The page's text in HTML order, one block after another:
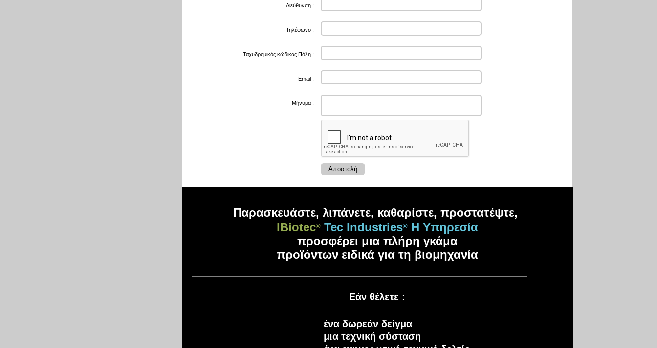
Διεύθυνση :
Τηλέφωνο :
Ταχυδρομικός κώδικας Πόλη :
Email :
Μήνυμα :
Παρασκευάστε, λιπάνετε, καθαρίστε, προστατέψτε,
IBiotec®Tec Industries® Η Υπηρεσία
προσφέρει μια πλήρη γκάμα
προϊόντων ειδικά για τη βιομηχανία
Εάν θέλετε :
ένα δωρεάν δείγμα
μια τεχνική σύσταση